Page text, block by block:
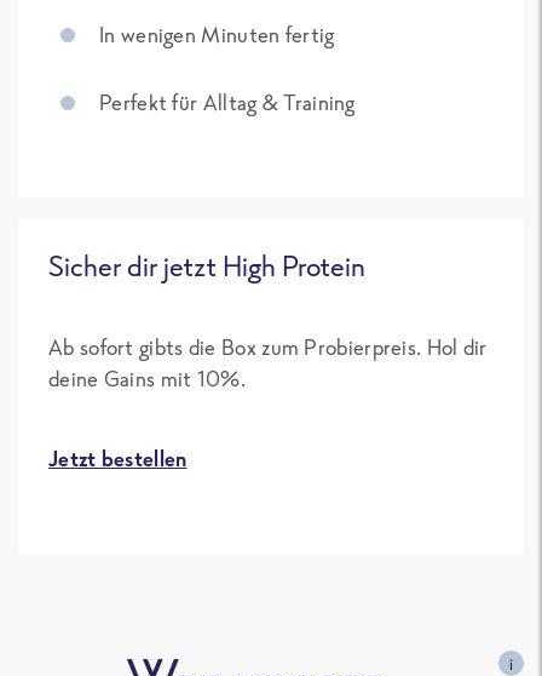
In wenigen Minuten fertig
Perfekt für Alltag & Training
Sicher dir jetzt High Protein
Ab sofort gibts die Box zum Probierpreis. Hol dir
deine Gains mit 10%.
Jetzt bestellen
i